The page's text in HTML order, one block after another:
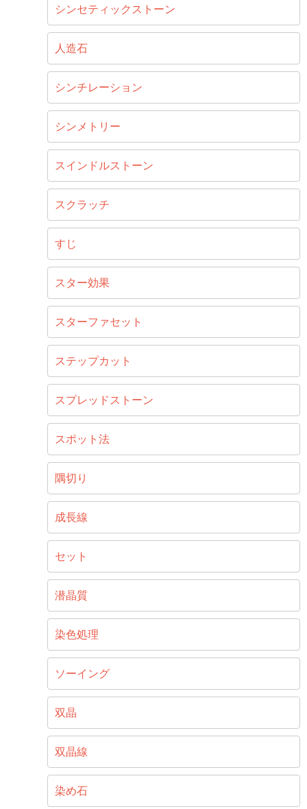
シンセティックストーン
人造石
シンチレーション
シンメトリー
スインドルストーン
スクラッチ
すじ
スター効果
スターファセット
ステップカット
スプレッドストーン
スポット法
隅切り
成長線
セット
潜晶質
染色処理
ソーイング
双晶
双晶線
染め石